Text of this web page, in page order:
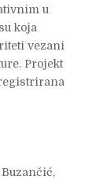
u
koja
vezani
Projekt